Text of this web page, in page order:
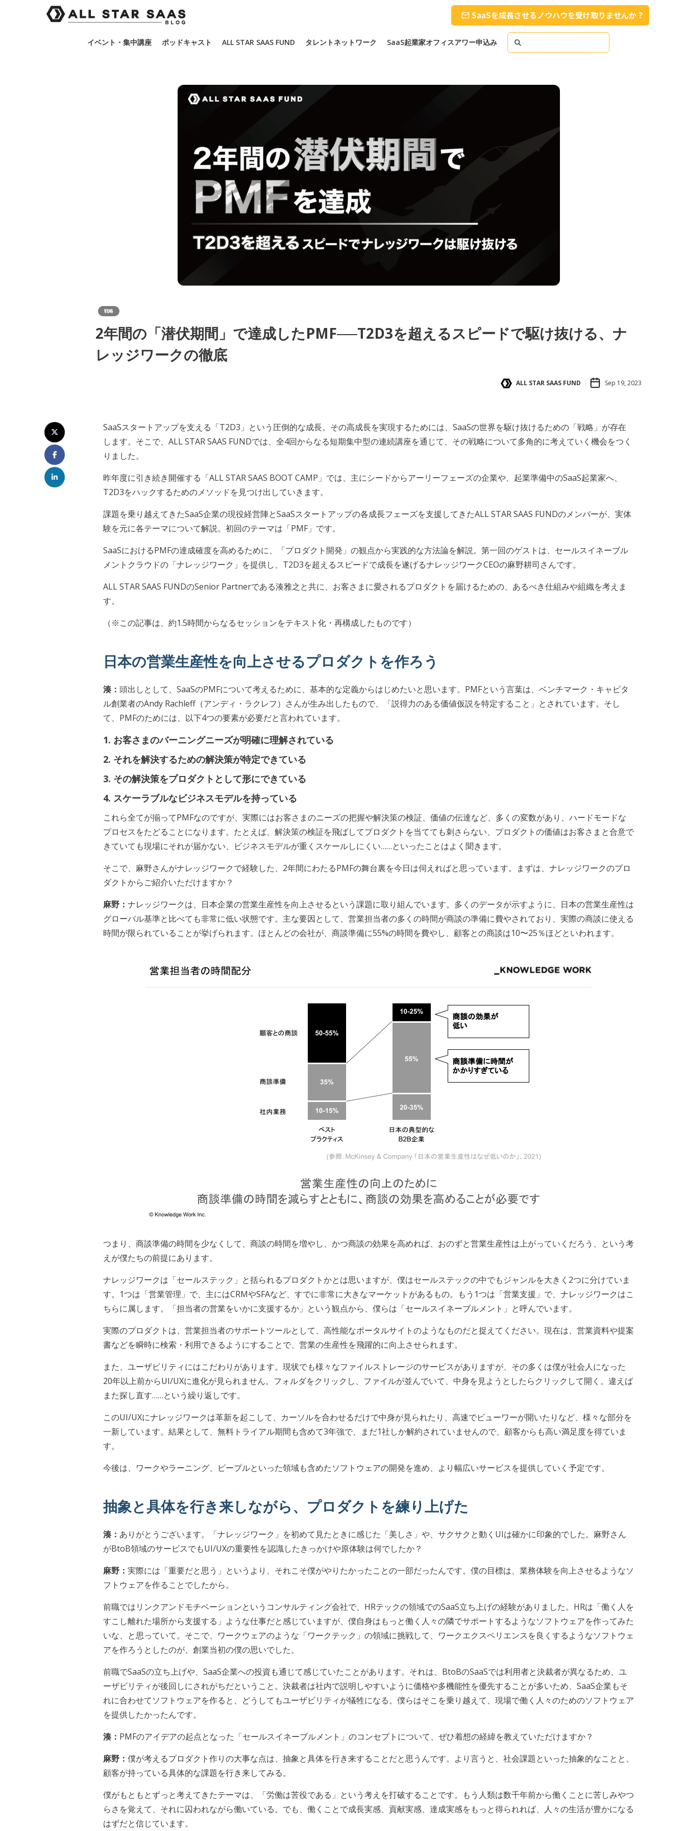
SaaSを成長させるノウハウを受け取りませんか？
イベント・集中講座 ポッドキャスト ALL STAR SAAS FUND タレントネットワーク SaaS起業家オフィスアワー申込み
戦略
2年間の「潜伏期間」で達成したPMF──T2D3を超えるスピードで駆け抜ける、ナ
レッジワークの徹底
ALL STAR SAAS FUND Sep 19, 2023
SaaSスタートアップを支える「T2D3」という圧倒的な成長。その高成長を実現するためには、SaaSの世界を駆け抜けるための「戦略」が存在
します。そこで、ALL STAR SAAS FUNDでは、全4回からなる短期集中型の連続講座を通じて、その戦略について多角的に考えていく機会をつく
りました。
昨年度に引き続き開催する「ALL STAR SAAS BOOT CAMP」では、主にシードからアーリーフェーズの企業や、起業準備中のSaaS起業家へ、
T2D3をハックするためのメソッドを見つけ出していきます。
課題を乗り越えてきたSaaS企業の現役経営陣とSaaSスタートアップの各成長フェーズを支援してきたALL STAR SAAS FUNDのメンバーが、実体
験を元に各テーマについて解説。初回のテーマは「PMF」です。
SaaSにおけるPMFの達成確度を高めるために、「プロダクト開発」の観点から実践的な方法論を解説。第一回のゲストは、セールスイネーブル
メントクラウドの「ナレッジワーク」を提供し、T2D3を超えるスピードで成長を遂げるナレッジワークCEOの麻野耕司さんです。
ALL STAR SAAS FUNDのSenior Partnerである湊雅之と共に、お客さまに愛されるプロダクトを届けるための、あるべき仕組みや組織を考えま
す。
（※この記事は、約1.5時間からなるセッションをテキスト化・再構成したものです）
日本の営業生産性を向上させるプロダクトを作ろう
湊： 頭出しとして、SaaSのPMFについて考えるために、基本的な定義からはじめたいと思います。PMFという言葉は、ベンチマーク・キャピタ
ル創業者のAndy Rachleff（アンディ・ラクレフ）さんが生み出したもので、「説得力のある価値仮説を特定すること」とされています。そし
て、PMFのためには、以下4つの要素が必要だと言われています。
1. お客さまのバーニングニーズが明確に理解されている
2. それを解決するための解決策が特定できている
3. その解決策をプロダクトとして形にできている
4. スケーラブルなビジネスモデルを持っている
これら全てが揃ってPMFなのですが、実際にはお客さまのニーズの把握や解決策の検証、価値の伝達など、多くの変数があり、ハードモードな
プロセスをたどることになります。たとえば、解決策の検証を飛ばしてプロダクトを当てても刺さらない、プロダクトの価値はお客さまと合意で
きていても現場にそれが届かない、ビジネスモデルが重くスケールしにくい……といったことはよく聞きます。
そこで、麻野さんがナレッジワークで経験した、2年間にわたるPMFの舞台裏を今日は伺えればと思っています。まずは、ナレッジワークのプロ
ダクトからご紹介いただけますか？
麻野： ナレッジワークは、日本企業の営業生産性を向上させるという課題に取り組んでいます。多くのデータが示すように、日本の営業生産性は
グローバル基準と比べても非常に低い状態です。主な要因として、営業担当者の多くの時間が商談の準備に費やされており、実際の商談に使える
時間が限られていることが挙げられます。ほとんどの会社が、商談準備に55%の時間を費やし、顧客との商談は10〜25％ほどといわれます。
つまり、商談準備の時間を少なくして、商談の時間を増やし、かつ商談の効果を高めれば、おのずと営業生産性は上がっていくだろう、という考
えが僕たちの前提にあります。
ナレッジワークは「セールステック」と括られるプロダクトかとは思いますが、僕はセールステックの中でもジャンルを大きく2つに分けていま
す。1つは「営業管理」で、主にはCRMやSFAなど、すでに非常に大きなマーケットがあるもの。もう1つは「営業支援」で、ナレッジワークはこ
ちらに属します。「担当者の営業をいかに支援するか」という観点から、僕らは「セールスイネーブルメント」と呼んでいます。
実際のプロダクトは、営業担当者のサポートツールとして、高性能なポータルサイトのようなものだと捉えてください。現在は、営業資料や提案
書などを瞬時に検索・利用できるようにすることで、営業の生産性を飛躍的に向上させられます。
また、ユーザビリティにはこだわりがあります。現状でも様々なファイルストレージのサービスがありますが、その多くは僕が社会人になった
20年以上前からUI/UXに進化が見られません。フォルダをクリックし、ファイルが並んでいて、中身を見ようとしたらクリックして開く。違えば
また探し直す……という繰り返しです。
このUI/UXにナレッジワークは革新を起こして、カーソルを合わせるだけで中身が見られたり、高速でビューワーが開いたりなど、様々な部分を
一新しています。結果として、無料トライアル期間も含めて3年強で、まだ1社しか解約されていませんので、顧客からも高い満足度を得ていま
す。
今後は、ワークやラーニング、ピープルといった領域も含めたソフトウェアの開発を進め、より幅広いサービスを提供していく予定です。
抽象と具体を行き来しながら、プロダクトを練り上げた
湊： ありがとうございます。「ナレッジワーク」を初めて見たときに感じた「美しさ」や、サクサクと動くUIは確かに印象的でした。麻野さん
がBtoB領域のサービスでもUI/UXの重要性を認識したきっかけや原体験は何でしたか？
麻野： 実際には「重要だと思う」というより、それこそ僕がやりたかったことの一部だったんです。僕の目標は、業務体験を向上させるようなソ
フトウェアを作ることでしたから。
前職ではリンクアンドモチベーションというコンサルティング会社で、HRテックの領域でのSaaS立ち上げの経験がありました。HRは「働く人を
すこし離れた場所から支援する」ような仕事だと感じていますが、僕自身はもっと働く人々の隣でサポートするようなソフトウェアを作ってみた
いな、と思っていて。そこで、ワークウェアのような「ワークテック」の領域に挑戦して、ワークエクスペリエンスを良くするようなソフトウェ
アを作ろうとしたのが、創業当初の僕の思いでした。
前職でSaaSの立ち上げや、SaaS企業への投資も通じて感じていたことがあります。それは、BtoBのSaaSでは利用者と決裁者が異なるため、ユ
ーザビリティが後回しにされがちだということ。決裁者は社内で説明しやすいように価格や多機能性を優先することが多いため、SaaS企業もそ
れに合わせてソフトウェアを作ると、どうしてもユーザビリティが犠牲になる。僕らはそこを乗り越えて、現場で働く人々のためのソフトウェア
を提供したかったんです。
湊： PMFのアイデアの起点となった「セールスイネーブルメント」のコンセプトについて、ぜひ着想の経緯を教えていただけますか？
麻野： 僕が考えるプロダクト作りの大事な点は、抽象と具体を行き来することだと思うんです。より言うと、社会課題といった抽象的なことと、
顧客が持っている具体的な課題を行き来してみる。
僕がもともとずっと考えてきたテーマは、「労働は苦役である」という考えを打破することです。もう人類は数千年前から働くことに苦しみやつ
らさを覚えて、それに囚われながら働いている。でも、働くことで成長実感、貢献実感、達成実感をもっと得られれば、人々の生活が豊かになる
はずだと信じています。